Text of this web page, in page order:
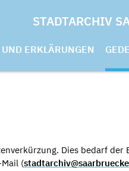
STADTARCHIV
ERKLÄRUNGEN
Dies bedarf
(